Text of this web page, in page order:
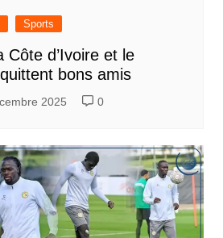
Sports
Côte d’Ivoire et le
bons amis
2025 0